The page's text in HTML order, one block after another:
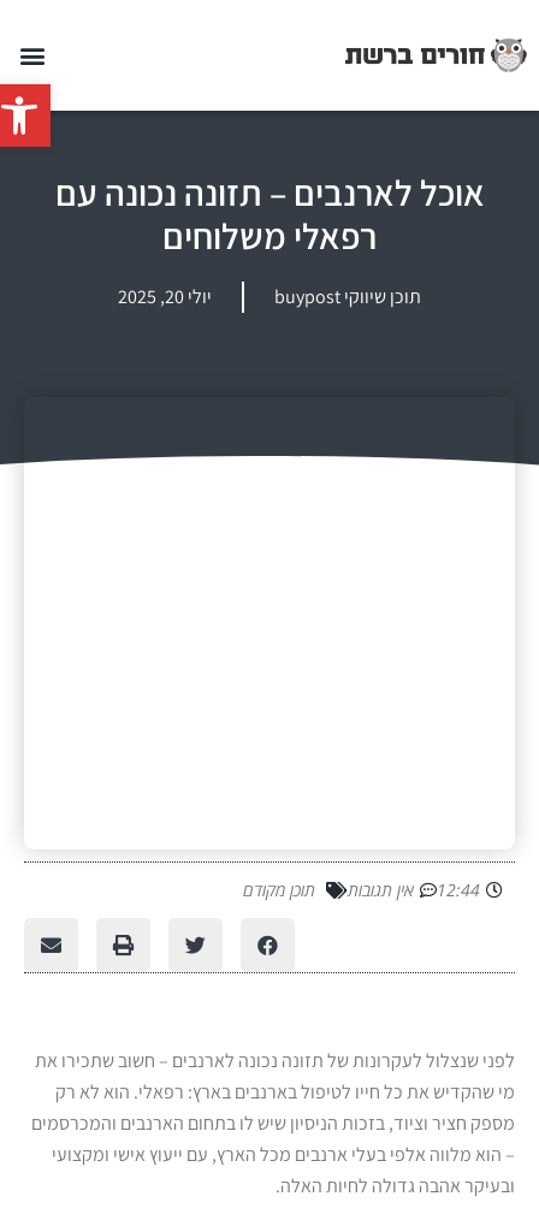
פתח
אוכל לארנבים – תזונה נכונה עם
רפאלי משלוחים
תוכן שיווקי buypost יולי 20, 2025
12:44 אין תגובות תוכן מקודם
לפני שנצלול לעקרונות של תזונה נכונה לארנבים – חשוב שתכירו את
מי שהקדיש את כל חייו לטיפול בארנבים בארץ: רפאלי. הוא לא רק
מספק חציר וציוד, בזכות הניסיון שיש לו בתחום הארנבים והמכרסמים
– הוא מלווה אלפי בעלי ארנבים מכל הארץ, עם ייעוץ אישי ומקצועי
ובעיקר אהבה גדולה לחיות האלה.